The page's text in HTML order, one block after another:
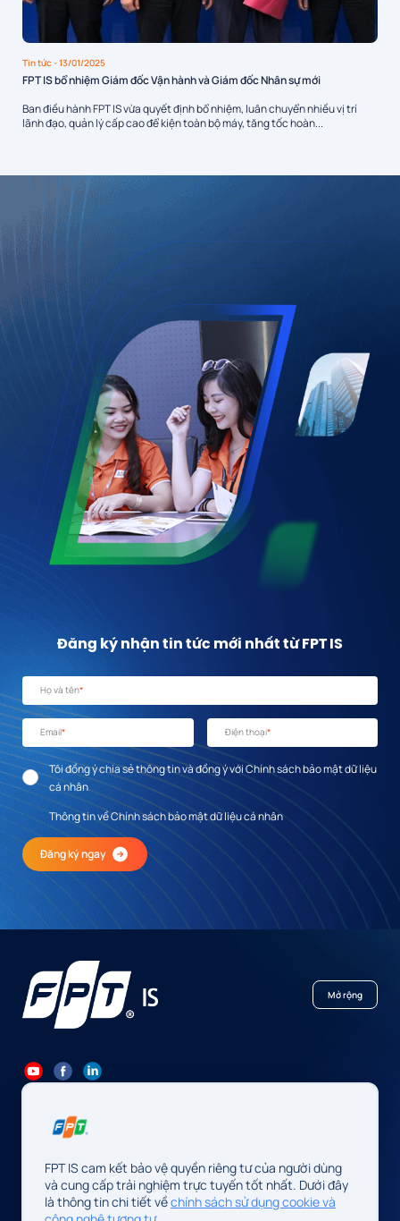
Tin tức- 13/01/2025
FPT IS bổ nhiệm Giám đốc Vận hành và Giám đốc Nhân sự mới
Ban điều hành FPT IS vừa quyết định bổ nhiệm, luân chuyển nhiều vị trí
lãnh đạo, quản lý cấp cao để kiện toàn bộ máy, tăng tốc hoàn...
Đăng ký nhận tin tức mới nhất từ FPT IS
Họ và tên*
Email* Điện thoại*
Tôi đồng ý chia sẻ thông tin và đồng ý với Chính sách bảo mật dữ liệu
cá nhân
Thông tin về Chính sách bảo mật dữ liệu cá nhân
Đăng ký ngay
Mở rộng
Contact@fpt.com
Trụ sở: Số 10 phố Phạm Văn Bạch, P. Cầu Giấy, Hà Nội, Việt Nam
Cơ quan chủ quản: Công ty TNHH FPT IS
FPT IS cam kết bảo vệ quyền riêng tư của người dùng
và cung cấp trải nghiệm trực tuyến tốt nhất. Dưới đây
là thông tin chi tiết vềchính sách sử dụng cookie và